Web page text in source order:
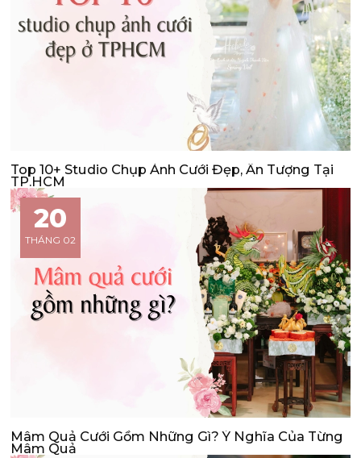
Top 10+ Studio Chụp Ảnh Cưới Đẹp, Ấn Tượng Tại
TP.HCM
20
THÁNG 02
Mâm Quả Cưới Gồm Những Gì? Ý Nghĩa Của Từng
Mâm Quả